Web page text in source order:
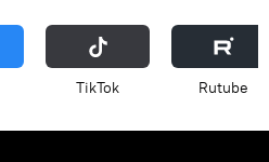
ТikТоk Rutube